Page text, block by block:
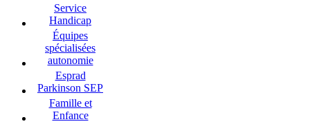
Service
Handicap
Équipes
spécialisées
autonomie
Esprad
Parkinson SEP
Famille et
Enfance